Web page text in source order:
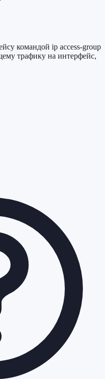
командой ip access-group
трафику на интерфейс,